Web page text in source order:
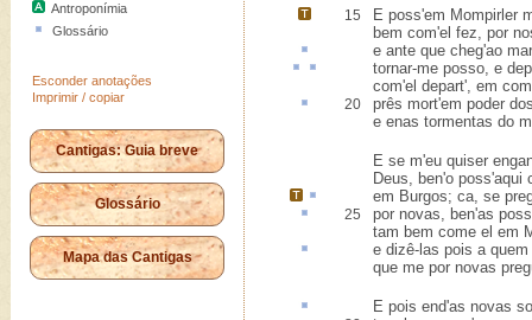
Antroponímia
Glossário
Esconder anotações
Imprimir / copiar
Cantigas: Guia breve
Glossário
Mapa das Cantigas
15 E poss'em Mompirler
bem com'el fez, por
e ante que cheg'ao
tornar-me posso, e
com'el depart', em
20 prês mort'em poder
e enas tormentas do
E se m'eu quiser
Deus, ben'o poss'aqui
em Burgos; ca, se
25
por novas, ben'as
tam bem come el em
e dizê-las pois a quem
que me por novas
E pois end'as novas